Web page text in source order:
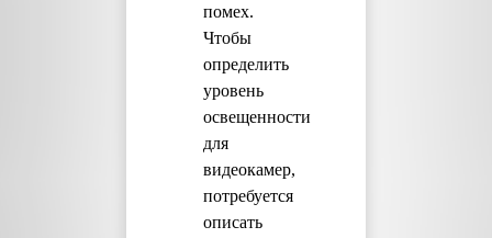
помех.
Чтобы
определить
уровень
освещенности
для
видеокамер,
потребуется
описать